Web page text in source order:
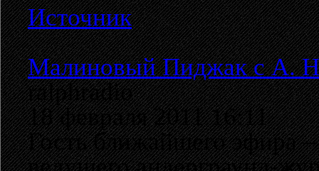
Источник
Малиновый Пиджак с А.
ralphradio
18 февраля 2011 16:11
Гость ближайшего эфира